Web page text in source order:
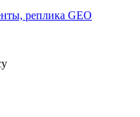
реплика GEO